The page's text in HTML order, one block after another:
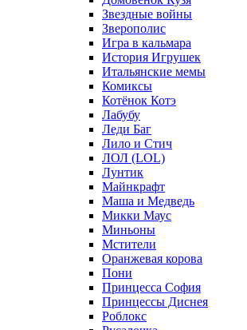
Звездные войны
Зверополис
Игра в кальмара
История Игрушек
Итальянские мемы
Комиксы
Котёнок Котэ
Лабубу
Леди Баг
Лило и Стич
ЛОЛ (LOL)
Лунтик
Майнкрафт
Маша и Медведь
Микки Маус
Миньоны
Мстители
Оранжевая корова
Пони
Принцесса София
Принцессы Диснея
Роблокс